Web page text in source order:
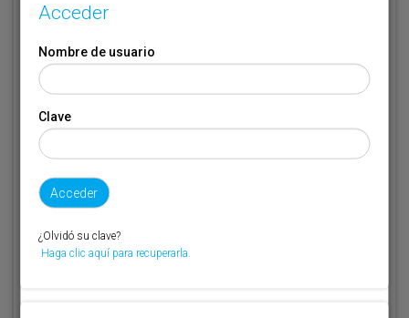
Email*
Código de suscriptor(1) (2)
Si no recuerda o no tiene a mano su código de suscriptor llame al
teléfono 944 400 000 y se lo recordaremos.
* Campo obligatorio
Acceder
Nombre de usuario
Clave
¿Olvidó su clave?
Haga clic aquí para recuperarla.